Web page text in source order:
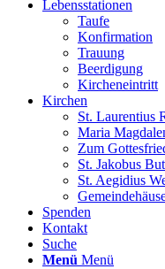
Lebensstationen
Taufe
Konfirmation
Trauung
Beerdigung
Kircheneintritt
Kirchen
St. Laurentius
Maria
Zum
St. Jakobus
St. Aegidius
Spenden
Kontakt
Suche
Menü Menü